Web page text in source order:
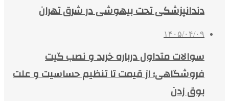
دندانپزشکی تحت بیهوشی در شرق تهران
۱۴۰۵/۰۴/۰۹
سوالات متداول درباره خرید و نصب گیت
فروشگاهی؛ از قیمت تا تنظیم حساسیت و علت
بوق زدن